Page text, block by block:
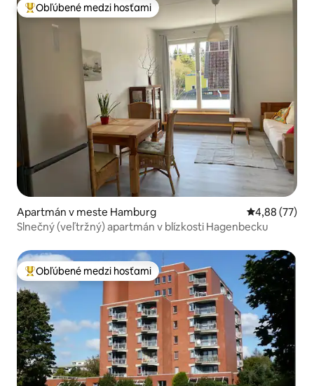
Najobľúbenejšie medzi hosťami
Obľúbené medzi hosťami
Apartmán v meste Hamburg Priemerné
4,88 (77)
Slnečný (veľtržný) apartmán v blízkosti Hagenbecku
Najobľúbenejšie medzi hosťami
Obľúbené medzi hosťami